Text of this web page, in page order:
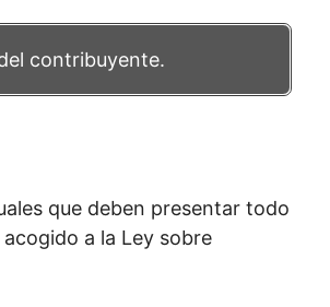
contribuyente.
que deben presentar todo
a la Ley sobre